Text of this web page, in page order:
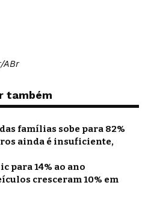
ABr
também
famílias sobe para 82%
ainda é insuficiente,
para 14% ao ano
cresceram 10% em